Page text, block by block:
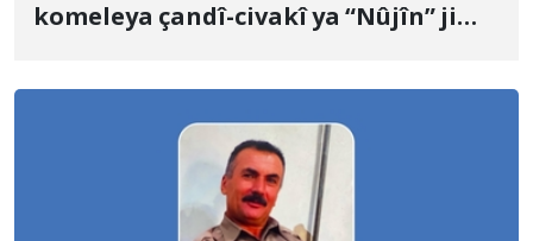
komeleya çandî-civakî ya “Nûjîn” ji